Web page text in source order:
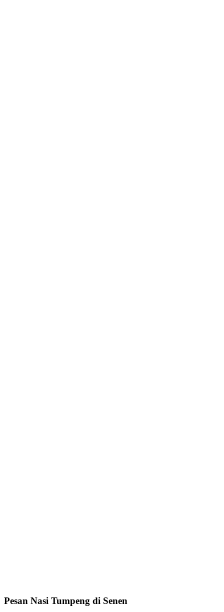
Pesan Nasi Tumpeng di Senen